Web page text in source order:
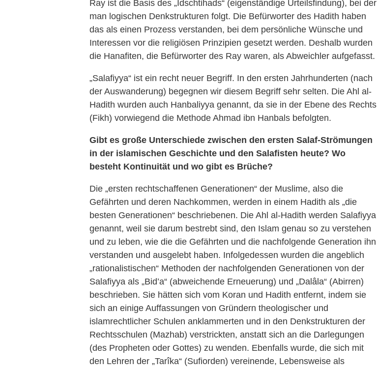
Ray ist die Basis des „Idschtihads“ (eigenständige Urteilsfindung), bei der
man logischen Denkstrukturen folgt. Die Befürworter des Hadith haben
das als einen Prozess verstanden, bei dem persönliche Wünsche und
Interessen vor die religiösen Prinzipien gesetzt werden. Deshalb wurden
die Hanafiten, die Befürworter des Ray waren, als Abweichler aufgefasst.
„Salafiyya“ ist ein recht neuer Begriff. In den ersten Jahrhunderten (nach
der Auswanderung) begegnen wir diesem Begriff sehr selten. Die Ahl al-
Hadith wurden auch Hanbaliyya genannt, da sie in der Ebene des Rechts
(Fikh) vorwiegend die Methode Ahmad ibn Hanbals befolgten.
Gibt es große Unterschiede zwischen den ersten Salaf-Strömungen
in der islamischen Geschichte und den Salafisten heute? Wo
besteht Kontinuität und wo gibt es Brüche?
Die „ersten rechtschaffenen Generationen“ der Muslime, also die
Gefährten und deren Nachkommen, werden in einem Hadith als „die
besten Generationen“ beschriebenen. Die Ahl al-Hadith werden Salafiyya
genannt, weil sie darum bestrebt sind, den Islam genau so zu verstehen
und zu leben, wie die die Gefährten und die nachfolgende Generation ihn
verstanden und ausgelebt haben. Infolgedessen wurden die angeblich
„rationalistischen“ Methoden der nachfolgenden Generationen von der
Salafiyya als „Bid’a“ (abweichende Erneuerung) und „Dalâla“ (Abirren)
beschrieben. Sie hätten sich vom Koran und Hadith entfernt, indem sie
sich an einige Auffassungen von Gründern theologischer und
islamrechtlicher Schulen anklammerten und in den Denkstrukturen der
Rechtsschulen (Mazhab) verstrickten, anstatt sich an die Darlegungen
(des Propheten oder Gottes) zu wenden. Ebenfalls wurde, die sich mit
den Lehren der „Tarîka“ (Sufiorden) vereinende, Lebensweise als